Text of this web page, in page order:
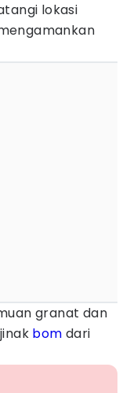
lokasi
granat dan
bom dari